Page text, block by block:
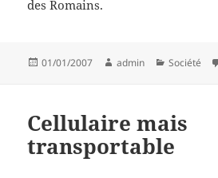
des Romains.
Posted
01/01/2007 Author
admin Categories
Société
Cellulaire mais
transportable